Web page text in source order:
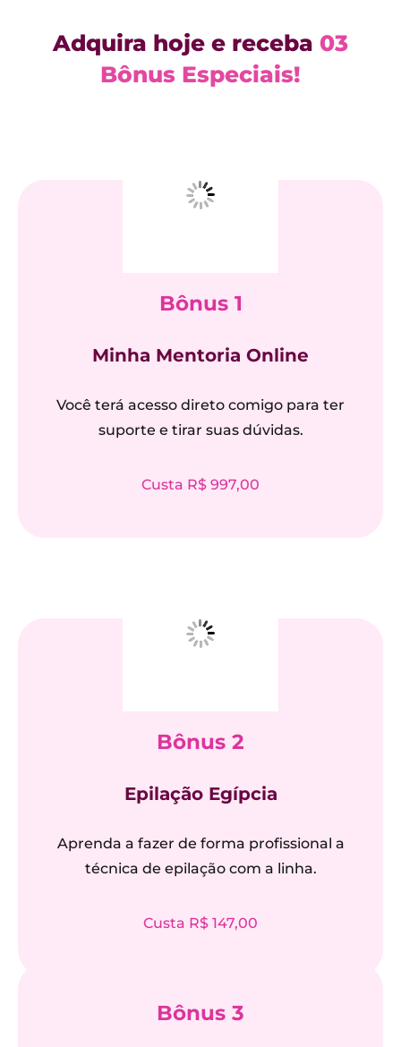
Adquira hoje e receba 03
Bônus Especiais!
Bônus 1
Minha Mentoria Online
Você terá acesso direto comigo para ter
suporte e tirar suas dúvidas.
Custa R$ 997,00
Bônus 2
Epilação Egípcia
Aprenda a fazer de forma profissional a
técnica de epilação com a linha.
Custa R$ 147,00
Bônus 3